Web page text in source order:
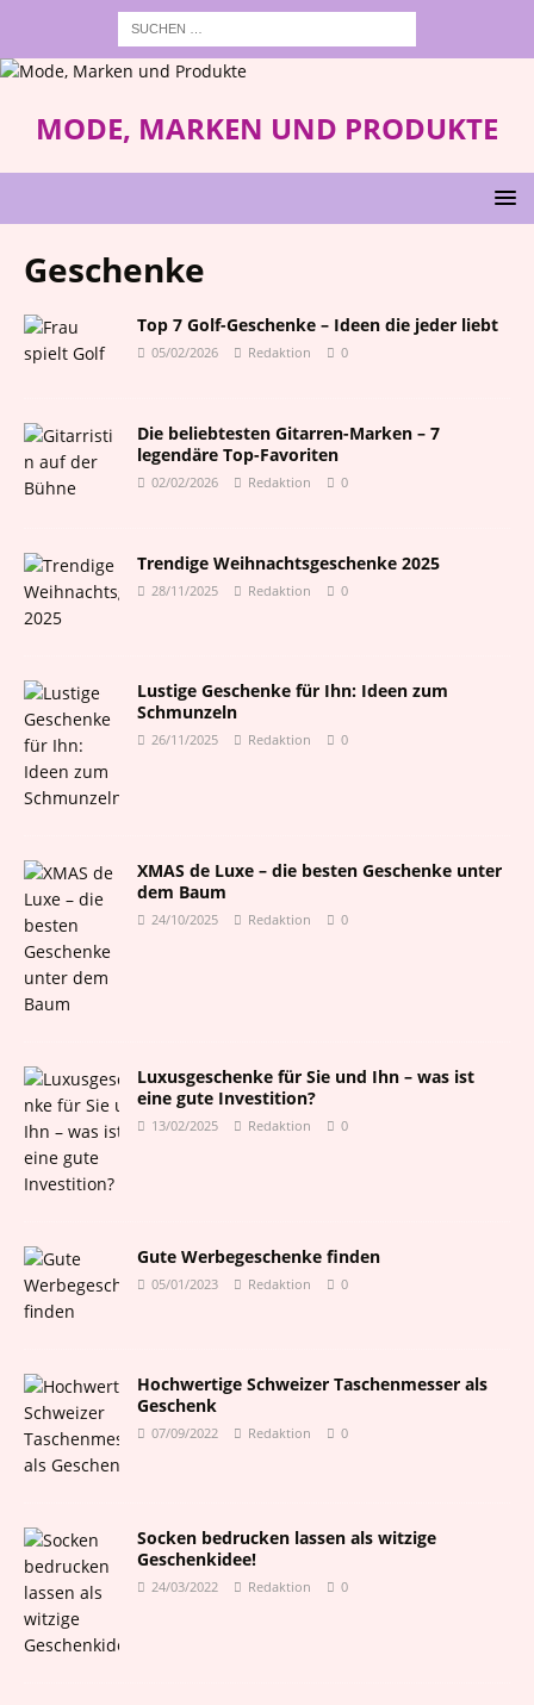
MODE, MARKEN UND PRODUKTE
Geschenke
Top 7 Golf-Geschenke – Ideen die jeder liebt
05/02/2026 Redaktion 0
Die beliebtesten Gitarren-Marken – 7
legendäre Top-Favoriten
02/02/2026 Redaktion 0
Trendige Weihnachtsgeschenke 2025
28/11/2025 Redaktion 0
Lustige Geschenke für Ihn: Ideen zum
Schmunzeln
26/11/2025 Redaktion 0
XMAS de Luxe – die besten Geschenke unter
dem Baum
24/10/2025 Redaktion 0
Luxusgeschenke für Sie und Ihn – was ist
eine gute Investition?
13/02/2025 Redaktion 0
Gute Werbegeschenke finden
05/01/2023 Redaktion 0
Hochwertige Schweizer Taschenmesser als
Geschenk
07/09/2022 Redaktion 0
Socken bedrucken lassen als witzige
Geschenkidee!
24/03/2022 Redaktion 0